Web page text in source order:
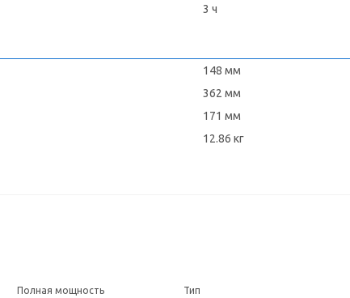
3 ч
148 мм
362 мм
171 мм
12.86 кг
Полная мощность Тип